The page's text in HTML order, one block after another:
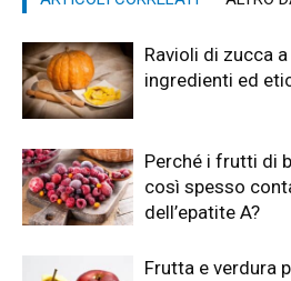
Ravioli di zucca
ingredienti ed
Perché i frutti di
così spesso
dell’epatite A?
Frutta e verdura